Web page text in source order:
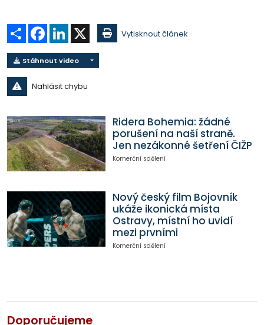
Sdílet Facebook
LinkedIn Vytisknout článek
Stáhnout video
Nahlásit chybu
Ridera Bohemia: žádné
porušení na naší straně.
Jen nezákonné šetření ČIŽP
Komerční sdělení
Nový český film Bojovník
ukáže ikonická místa
Ostravy, místní ho uvidí
mezi prvními
Komerční sdělení
Doporučujeme